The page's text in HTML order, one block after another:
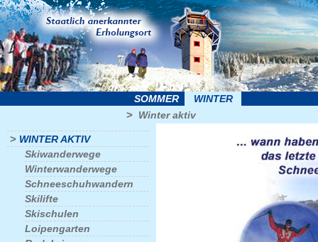
SOMMER WINTER
> Winter aktiv
> WINTER AKTIV
Skiwanderwege
Winterwanderwege
Schneeschuhwandern
Skilifte
Skischulen
Loipengarten